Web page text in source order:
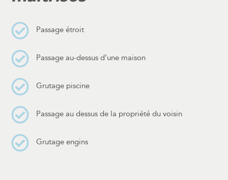
Passage étroit
Passage au-dessus d’une maison
Grutage piscine
Passage au dessus de la propriété du voisin
Grutage engins